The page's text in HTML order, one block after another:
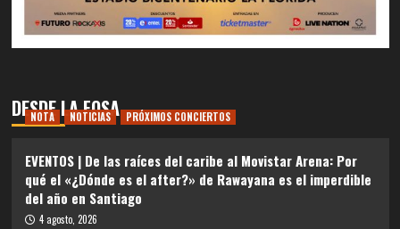
DESDE LA FOSA
NOTA NOTICIAS PRÓXIMOS CONCIERTOS
EVENTOS | De las raíces del caribe al Movistar Arena: Por
qué el «¿Dónde es el after?» de Rawayana es el imperdible
del año en Santiago
4 agosto, 2026